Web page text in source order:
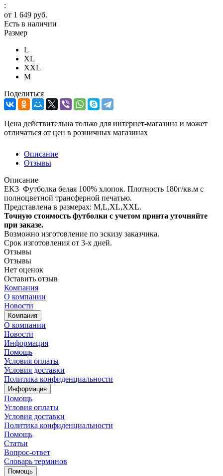
:
от 1 649 руб.
Есть в наличии
Размер
L
XL
XXL
М
Поделиться
Цена действительна только для интернет-магазина и может
отличаться от цен в розничных магазинах
Описание
Отзывы
Описание
EK3 Футболка белая 100% хлопок. Плотность 180г/кв.м с
полноцветной трансферной печатью.
Представлена в размерах: M,L,XL,XXL.
Точную стоимость футболки с учетом принта уточняйте
при заказе.
Возможно изготовление по эскизу заказчика.
Срок изготовления от 3-х дней.
Отзывы
Отзывы
Нет оценок
Оставить отзыв
Компания
О компании
Новости
Компания
О компании
Новости
Информация
Помощь
Условия оплаты
Условия доставки
Политика конфиденциальности
Информация
Помощь
Условия оплаты
Условия доставки
Политика конфиденциальности
Помощь
Статьи
Вопрос-ответ
Словарь терминов
Помощь